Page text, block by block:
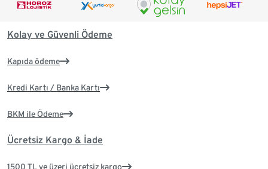
Kolay ve Güvenli Ödeme
Kapıda ödeme
Kredi Kartı / Banka Kartı
BKM ile Ödeme
Ücretsiz Kargo & İade
1500 TL ve üzeri ücretsiz kargo